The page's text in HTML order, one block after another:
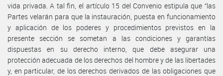
vida privada. A tal fin, el artículo 15 del Convenio estipula que “las
Partes velarán para que la instauración, puesta en funcionamiento
y aplicación de los poderes y procedimientos previstos en la
presente sección se sometan a las condiciones y garantías
dispuestas en su derecho interno, que debe asegurar una
protección adecuada de los derechos del hombre y de las libertades
y, en particular, de los derechos derivados de las obligaciones que